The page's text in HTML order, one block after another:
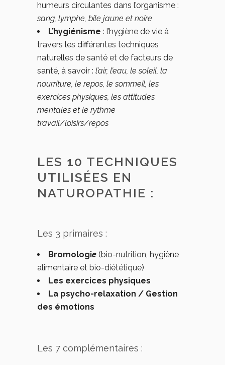
humeurs circulantes dans l’organisme :
sang, lymphe, bile jaune et noire
L’hygiénisme : l’hygiène de vie à
travers les différentes techniques
naturelles de santé et de facteurs de
santé, à savoir : l’air, l’eau, le soleil, la
nourriture, le repos, le sommeil, les
exercices physiques, les attitudes
mentales et le rythme
travail/loisirs/repos
LES 10 TECHNIQUES
UTILISÉES EN
NATUROPATHIE :
Les 3 primaires :
Bromologie (bio-nutrition, hygiène
alimentaire et bio-diététique)
Les exercices physiques
La psycho-relaxation / Gestion
des émotions
Les 7 complémentaires :